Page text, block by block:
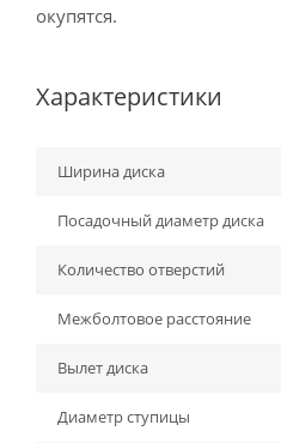
окупятся.
Характеристики
Ширина диска
Посадочный диаметр диска
Количество отверстий
Межболтовое расстояние
Вылет диска
Диаметр ступицы